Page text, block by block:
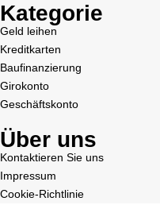
Kategorie
Geld leihen
Kreditkarten
Baufinanzierung
Girokonto
Geschäftskonto
Über uns
Kontaktieren Sie uns
Impressum
Cookie-Richtlinie